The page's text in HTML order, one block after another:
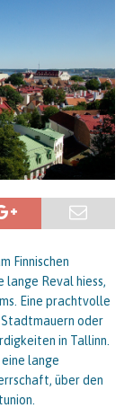
Finnischen
lange Reval hiess,
Eine prachtvolle
oder
in Tallinn.
lange
über den